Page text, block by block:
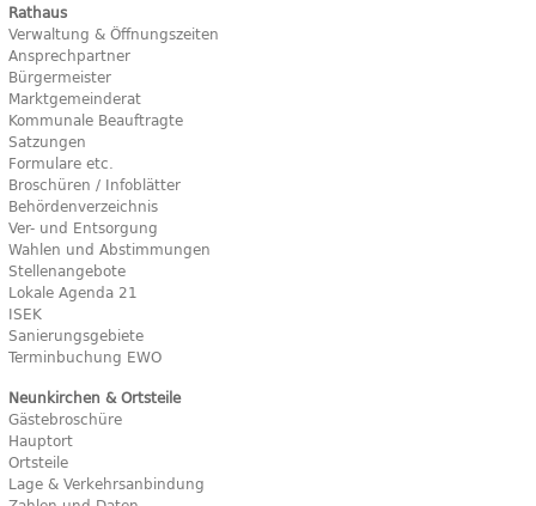
Rathaus
Verwaltung & Öffnungszeiten
Ansprechpartner
Bürgermeister
Marktgemeinderat
Kommunale Beauftragte
Satzungen
Formulare etc.
Broschüren / Infoblätter
Behördenverzeichnis
Ver- und Entsorgung
Wahlen und Abstimmungen
Stellenangebote
Lokale Agenda 21
ISEK
Sanierungsgebiete
Terminbuchung EWO
Neunkirchen & Ortsteile
Gästebroschüre
Hauptort
Ortsteile
Lage & Verkehrsanbindung